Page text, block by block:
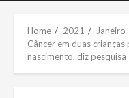
Home 2021 Janeiro
Câncer em duas
nascimento, diz pesquisa